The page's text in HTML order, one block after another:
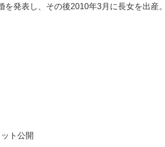
を発表し、その後2010年3月に長女を出産
ト公開